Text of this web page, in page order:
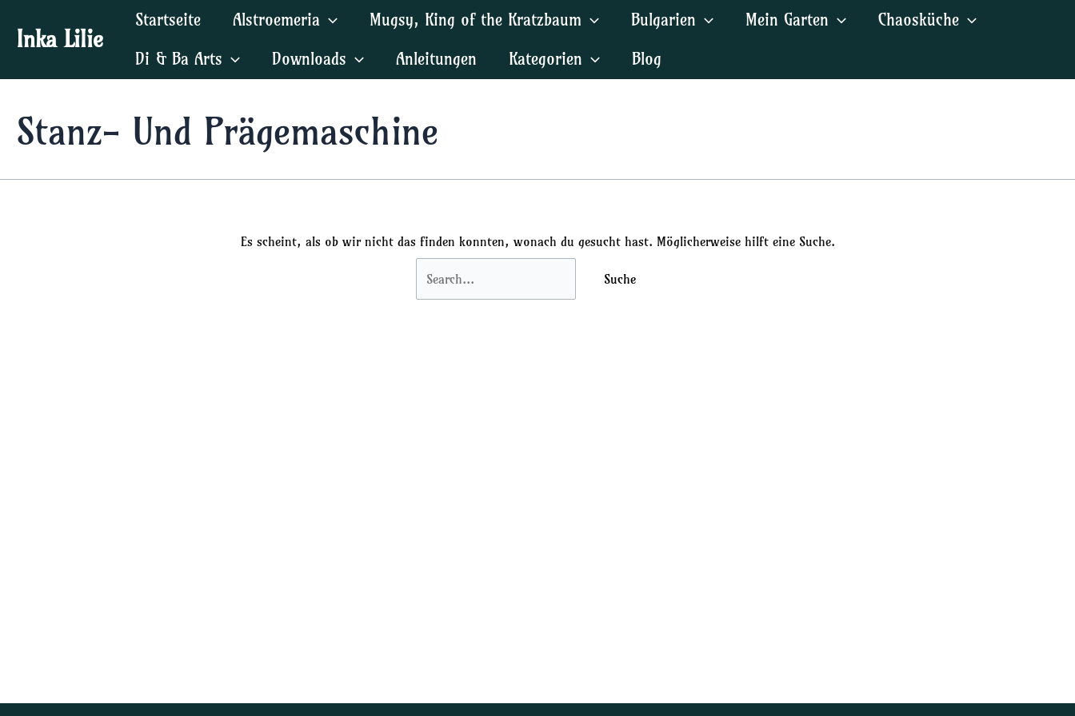
Inhalt
springen
Inka Lilie
Startseite Alstroemeria Mugsy, King of the Kratzbaum Bulgarien Mein Garten
Chaosküche
Di & Ba Arts
Downloads Anleitungen Kategorien Blog
Stanz- Und Prägemaschine
Es scheint, als ob wir nicht das finden konnten, wonach du gesucht hast. Möglicherweise hilft eine Suche.
Suchen
nach: